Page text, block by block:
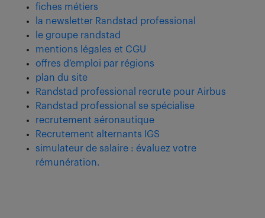
fiches métiers
la newsletter Randstad professional
le groupe randstad
mentions légales et CGU
offres d’emploi par régions
plan du site
Randstad professional recrute pour Airbus
Randstad professional se spécialise
recrutement aéronautique
Recrutement alternants IGS
simulateur de salaire : évaluez votre
rémunération.